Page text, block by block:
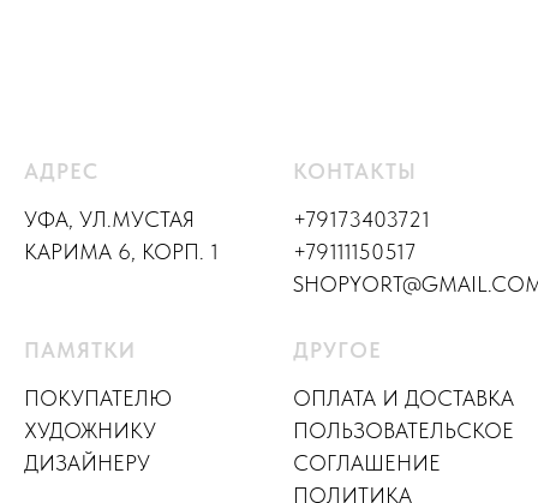
АДРЕС
УФА, УЛ.МУСТАЯ
КАРИМА 6, КОРП. 1
КОНТАКТЫ
+79173403721
+79111150517
ПАМЯТКИ
ПОКУПАТЕЛЮ
ХУДОЖНИКУ
ДИЗАЙНЕРУ
ДРУГОЕ
ОПЛАТА И ДОСТАВКА
ПОЛЬЗОВАТЕЛЬСКОЕ
СОГЛАШЕНИЕ
ПОЛИТИКА